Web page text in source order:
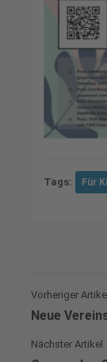
Tags: Für
Vorheriger Artikel
Neue
Nächster Artikel